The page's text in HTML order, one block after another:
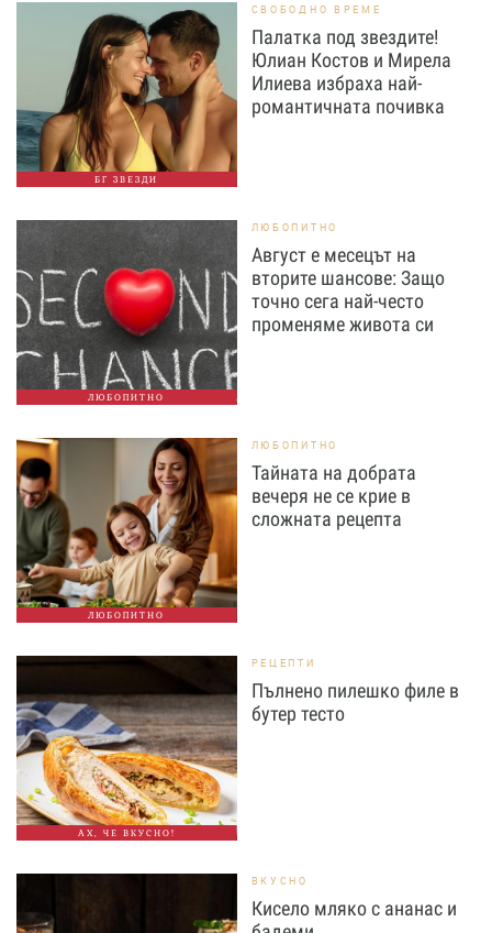
БГ ЗВЕЗДИ
СВОБОДНО ВРЕМЕ
Палатка под звездите!
Юлиан Костов и Мирела
Илиева избраха най-
романтичната почивка
ЛЮБОПИТНО
ЛЮБОПИТНО
Август е месецът на
вторите шансове: Защо
точно сега най-често
променяме живота си
ЛЮБОПИТНО
ЛЮБОПИТНО
Тайната на добрата
вечеря не се крие в
сложната рецепта
АХ, ЧЕ ВКУСНО!
РЕЦЕПТИ
Пълнено пилешко филе в
бутер тесто
ВКУСНО
Кисело мляко с ананас и